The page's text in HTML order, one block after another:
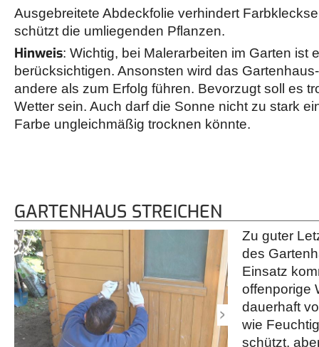
Ausgebreitete Abdeckfolie verhindert
schützt die umliegenden Pflanzen.
Hinweis: Wichtig, bei Malerarbeiten im Garten ist
berücksichtigen. Ansonsten wird das
andere als zum Erfolg führen. Bevorzugt soll es
Wetter sein. Auch darf die Sonne nicht zu stark
Farbe ungleichmäßig trocknen könnte.
GARTENHAUS STREICHEN
Zu guter
des
Einsatz
offenporige
dauerhaft
wie
schützt,